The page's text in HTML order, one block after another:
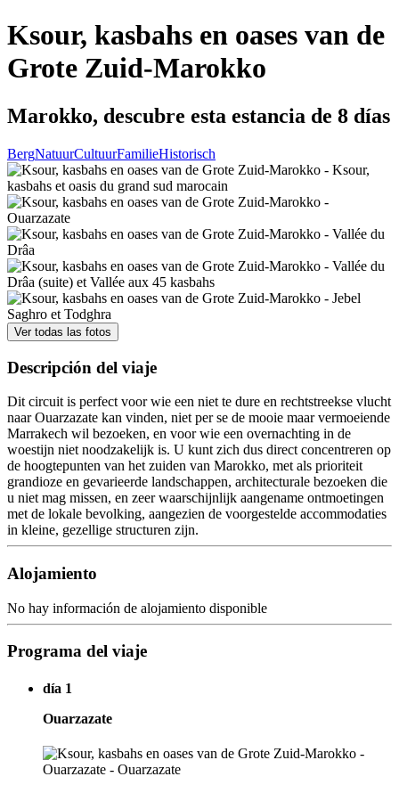
Ksour, kasbahs en oases van de
Grote Zuid-Marokko
Marokko, descubre esta estancia de 8 días
BergNatuurCultuurFamilieHistorisch
Ver todas las fotos
Descripción del viaje
Dit circuit is perfect voor wie een niet te dure en rechtstreekse vlucht
naar Ouarzazate kan vinden, niet per se de mooie maar vermoeiende
Marrakech wil bezoeken, en voor wie een overnachting in de
woestijn niet noodzakelijk is. U kunt zich dus direct concentreren op
de hoogtepunten van het zuiden van Marokko, met als prioriteit
grandioze en gevarieerde landschappen, architecturale bezoeken die
u niet mag missen, en zeer waarschijnlijk aangename ontmoetingen
met de lokale bevolking, aangezien de voorgestelde accommodaties
in kleine, gezellige structuren zijn.
Alojamiento
No hay información de alojamiento disponible
Programa del viaje
día 1
Ouarzazate